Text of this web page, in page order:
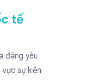
tế
đáng yêu
sự kiện